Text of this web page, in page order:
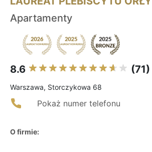
Apartamenty
8.6 (71)
Warszawa, Storczykowa 68
Pokaż numer telefonu
O firmie: